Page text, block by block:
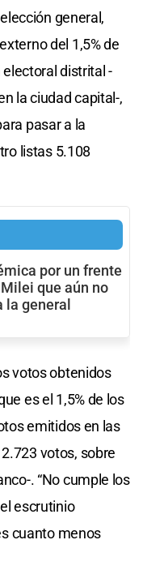
general,
del 1,5% de
distrital -
la ciudad capital-,
pasar a la
listas 5.108
por un frente
que aún no
la general
votos obtenidos
es el 1,5% de los
emitidos en las
votos, sobre
. “No cumple los
escrutinio
cuanto menos